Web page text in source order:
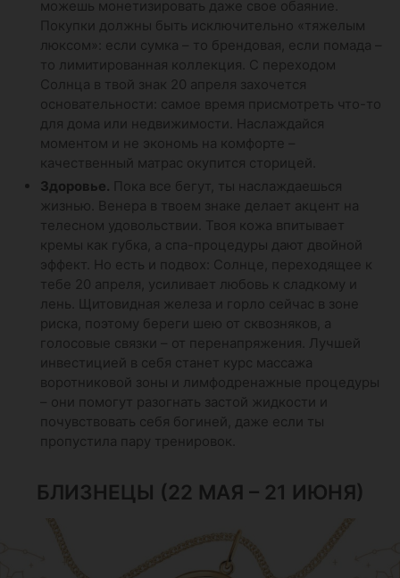
можешь монетизировать даже свое обаяние.
Покупки должны быть исключительно «тяжелым
люксом»: если сумка – то брендовая, если помада –
то лимитированная коллекция. С переходом
Солнца в твой знак 20 апреля захочется
основательности: самое время присмотреть что-то
для дома или недвижимости. Наслаждайся
моментом и не экономь на комфорте –
качественный матрас окупится сторицей.
Здоровье. Пока все бегут, ты наслаждаешься
жизнью. Венера в твоем знаке делает акцент на
телесном удовольствии. Твоя кожа впитывает
кремы как губка, а спа-процедуры дают двойной
эффект. Но есть и подвох: Солнце, переходящее к
тебе 20 апреля, усиливает любовь к сладкому и
лень. Щитовидная железа и горло сейчас в зоне
риска, поэтому береги шею от сквозняков, а
голосовые связки – от перенапряжения. Лучшей
инвестицией в себя станет курс массажа
воротниковой зоны и лимфодренажные процедуры
– они помогут разогнать застой жидкости и
почувствовать себя богиней, даже если ты
пропустила пару тренировок.
БЛИЗНЕЦЫ (22 МАЯ – 21 ИЮНЯ)